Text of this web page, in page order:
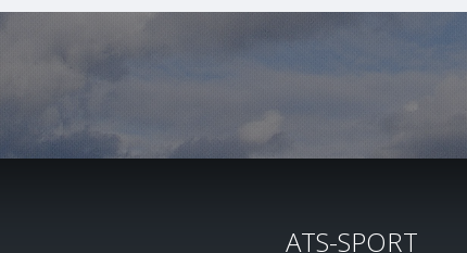
ATS-SPORT